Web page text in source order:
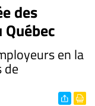
des
en la
de